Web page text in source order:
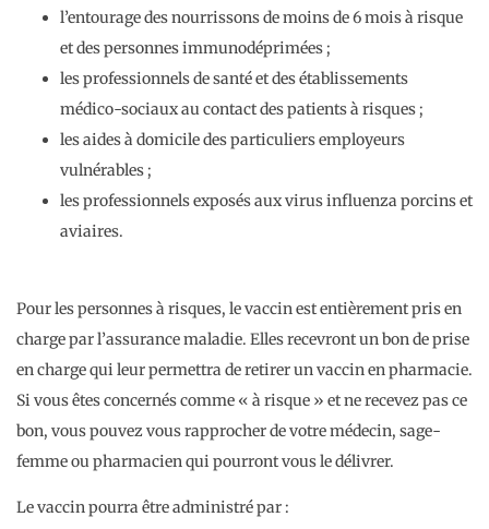
l’entourage des nourrissons de moins de 6 mois à risque
et des personnes immunodéprimées ;
les professionnels de santé et des établissements
médico-sociaux au contact des patients à risques ;
les aides à domicile des particuliers employeurs
vulnérables ;
les professionnels exposés aux virus influenza porcins et
aviaires.
Pour les personnes à risques, le vaccin est entièrement pris en
charge par l’assurance maladie. Elles recevront un bon de prise
en charge qui leur permettra de retirer un vaccin en pharmacie.
Si vous êtes concernés comme « à risque » et ne recevez pas ce
bon, vous pouvez vous rapprocher de votre médecin, sage-
femme ou pharmacien qui pourront vous le délivrer.
Le vaccin pourra être administré par :